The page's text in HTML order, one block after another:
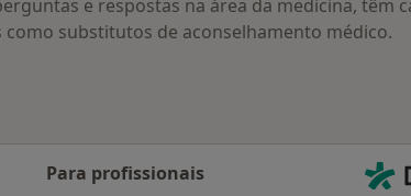
e respostas na área da medicina, têm
substitutos de aconselhamento médico.
Para profissionais